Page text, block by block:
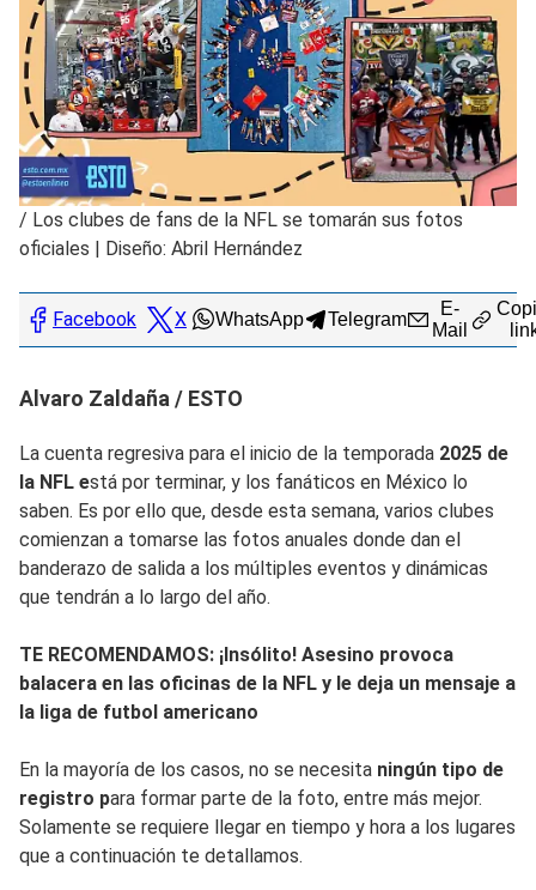
/ Los clubes de fans de la NFL se tomarán sus fotos
oficiales | Diseño: Abril Hernández
Facebook X WhatsApp Telegram
E-
Mail
Alvaro Zaldaña / ESTO
La cuenta regresiva para el inicio de la temporada 2025 de
la NFL está por terminar, y los fanáticos en México lo
saben. Es por ello que, desde esta semana, varios clubes
comienzan a tomarse las fotos anuales donde dan el
banderazo de salida a los múltiples eventos y dinámicas
que tendrán a lo largo del año.
TE RECOMENDAMOS: ¡Insólito! Asesino provoca
balacera en las oficinas de la NFL y le deja un mensaje a
la liga de futbol americano
En la mayoría de los casos, no se necesita ningún tipo de
registro para formar parte de la foto, entre más mejor.
Solamente se requiere llegar en tiempo y hora a los lugares
que a continuación te detallamos.